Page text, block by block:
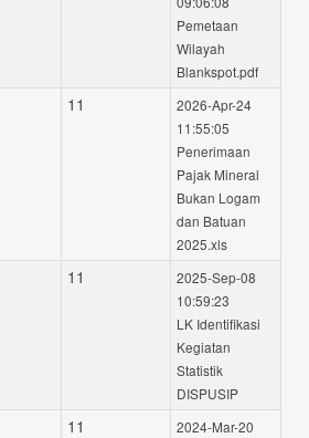
Pemetaan
Wilayah
Blankspot.pdf
11
2026-Apr-24
11:55:05
Penerimaan
Pajak Mineral
Bukan Logam
dan Batuan
2025.xls
11
2025-Sep-08
10:59:23
LK Identifikasi
Kegiatan
Statistik
DISPUSIP
11
2024-Mar-20